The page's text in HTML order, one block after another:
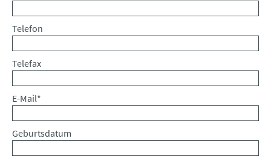
Telefon
Telefax
Pflichtfeld
E-Mail*
Geburtsdatum